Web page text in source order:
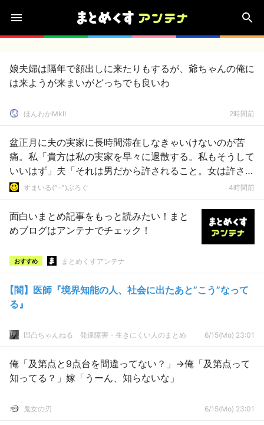
娘夫婦は隔年で顔出しに来たりもするが、爺ちゃんの俺に
は来ようが来まいがどっちでも良いわ
ほんわかMkⅡ 2時間前
盆正月に夫の実家に長時間滞在しなきゃいけないのが苦
痛。私「貴方は私の実家を早々に退散する。私もそうして
いいはず」夫「それは男だから許されること。女は許され
ない」すまいる(^-^)ぶろぐ 4時間前
面白いまとめ記事をもっと読みたい！まと
めブログはアンテナでチェック！
おすすめ まとめくすアンテナ
【闇】医師『境界知能の人、社会に出たあと”こう”なって
る』
凹凸ちゃんねる 発達障害・生きにくい人のまとめ 6/15(Mo) 23:01
俺「及第点と9点台を間違ってない？」→俺「及第点って
知ってる？」嫁「うーん、知らないな」
鬼女の刃 6/15(Mo) 23:01